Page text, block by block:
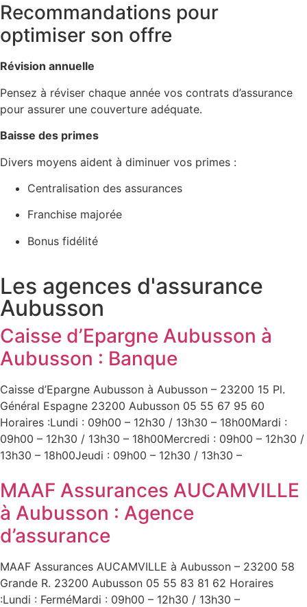
Recommandations pour
optimiser son offre
Révision annuelle
Pensez à réviser chaque année vos contrats d’assurance
pour assurer une couverture adéquate.
Baisse des primes
Divers moyens aident à diminuer vos primes :
Centralisation des assurances
Franchise majorée
Bonus fidélité
Les agences d'assurance
Aubusson
Caisse d’Epargne Aubusson à
Aubusson : Banque
Caisse d’Epargne Aubusson à Aubusson – 23200 15 Pl.
Général Espagne 23200 Aubusson 05 55 67 95 60
Horaires :Lundi : 09h00 – 12h30 / 13h30 – 18h00Mardi :
09h00 – 12h30 / 13h30 – 18h00Mercredi : 09h00 – 12h30 /
13h30 – 18h00Jeudi : 09h00 – 12h30 / 13h30 –
MAAF Assurances AUCAMVILLE
à Aubusson : Agence
d’assurance
MAAF Assurances AUCAMVILLE à Aubusson – 23200 58
Grande R. 23200 Aubusson 05 55 83 81 62 Horaires
:Lundi : FerméMardi : 09h00 – 12h30 / 13h30 –